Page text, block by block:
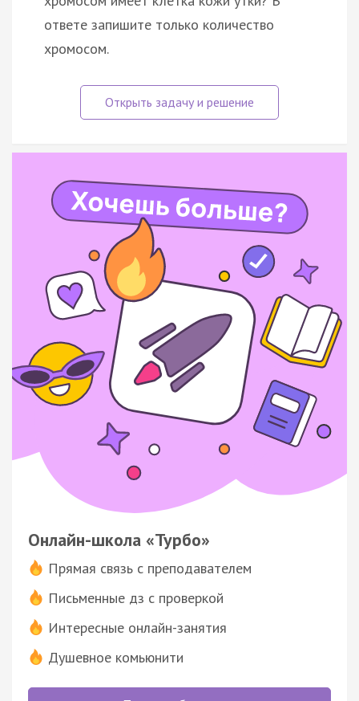
ответе запишите только количество
хромосом.
Онлайн-школа «Турбо»
Прямая связь с преподавателем
Письменные дз с проверкой
Интересные онлайн-занятия
Душевное комьюнити